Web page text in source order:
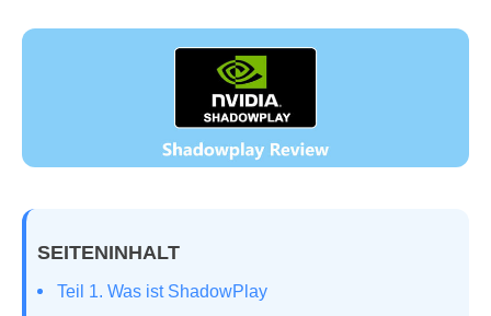
SEITENINHALT
Teil 1. Was ist ShadowPlay